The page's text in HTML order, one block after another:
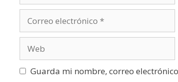
Guarda mi nombre, correo